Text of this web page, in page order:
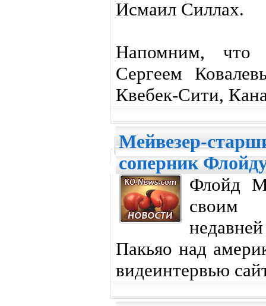
Исмаил Силлах.
Напомним, что
Сергеем
Квебек-Сити,
Мейвезер-
соперник
Флойд
своим
Пакьяо над
видеинтервью